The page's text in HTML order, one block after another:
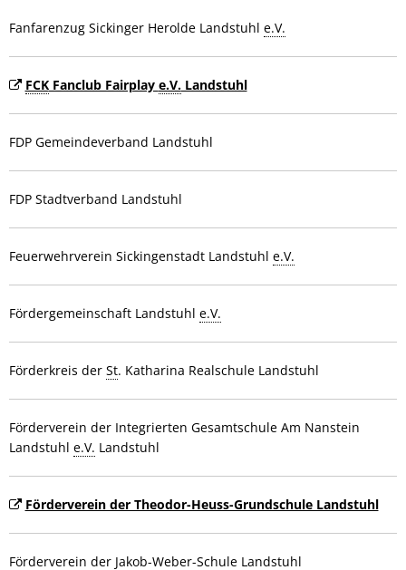
Fanfarenzug Sickinger Herolde Landstuhl e.V.
FCKFanclub Fairplay e.V.Landstuhl
FDP Gemeindeverband Landstuhl
FDP Stadtverband Landstuhl
Feuerwehrverein Sickingenstadt Landstuhl e.V.
Fördergemeinschaft Landstuhl e.V.
Förderkreis der St. Katharina Realschule Landstuhl
Förderverein der Integrierten Gesamtschule Am Nanstein
Landstuhl e.V. Landstuhl
Förderverein der Theodor-Heuss-Grundschule Landstuhl
Förderverein der Jakob-Weber-Schule Landstuhl